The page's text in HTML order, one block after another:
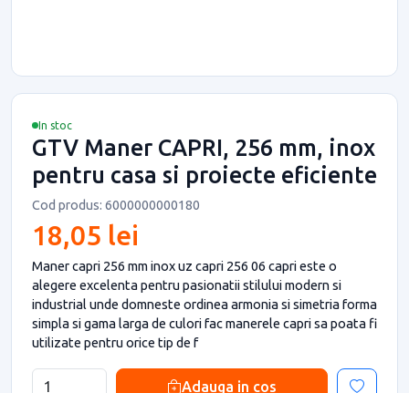
In stoc
GTV Maner CAPRI, 256 mm, inox
pentru casa si proiecte eficiente
Cod produs: 6000000000180
18,05 lei
Maner capri 256 mm inox uz capri 256 06 capri este o
alegere excelenta pentru pasionatii stilului modern si
industrial unde domneste ordinea armonia si simetria forma
simpla si gama larga de culori fac manerele capri sa poata fi
utilizate pentru orice tip de f
Adauga in cos